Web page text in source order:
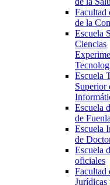
Facultad
de la
Escuela
Ciencias
Escuela
Superior
Escuela
de
Escuela
de
Escuela
oficiales
Facultad
Jurídicas